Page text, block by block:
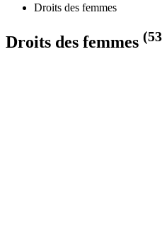
Droits des femmes
Droits des femmes